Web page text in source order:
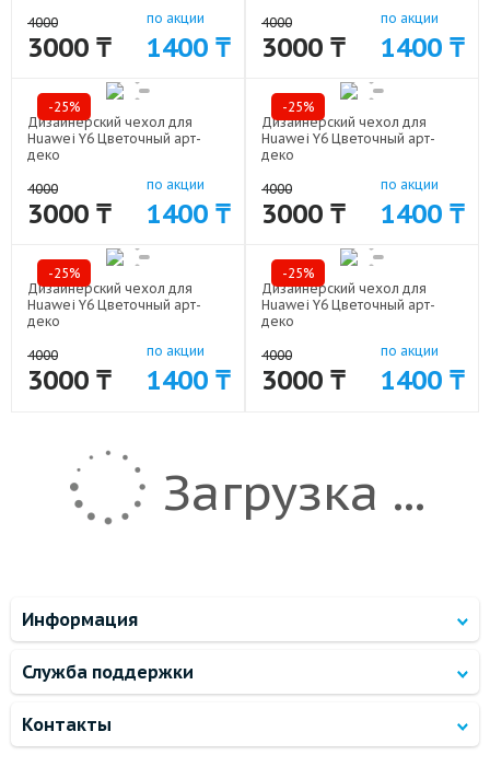
пластиковый)
арт: 36143-1904
4000
3000 ₸
по акции
1400 ₸
пластиковый)
арт: 36143-1902
4000
3000 ₸
по акции
1400 ₸
-25%
Дизайнерский чехол для
Huawei Y6 Цветочный арт-
деко
пластиковый)
арт: 36143-1898
4000
3000 ₸
по акции
1400 ₸
-25%
Дизайнерский чехол для
Huawei Y6 Цветочный арт-
деко
пластиковый)
арт: 36143-1897
4000
3000 ₸
по акции
1400 ₸
-25%
Дизайнерский чехол для
Huawei Y6 Цветочный арт-
деко
пластиковый)
арт: 36143-1900
4000
3000 ₸
по акции
1400 ₸
-25%
Дизайнерский чехол для
Huawei Y6 Цветочный арт-
деко
пластиковый)
арт: 36143-1903
4000
3000 ₸
по акции
1400 ₸
Загрузка ...
Информация
Служба поддержки
Контакты